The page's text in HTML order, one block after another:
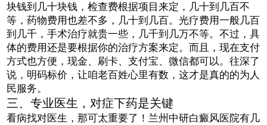
块钱到几十块钱，检查费根据项目来定，几十到几百不
等，药物费用也差不多，几十到几百。光疗费用一般几百
到几千，手术治疗就贵一些，几千到几万不等。不过，具
体的费用还是要根据你的治疗方案来定。而且，现在支付
方式也方便，现金、刷卡、支付宝、微信都可以。往深了
说，明码标价，让咱老百姓心里有数，这才是真的的为人
民服务。
三、专业医生，对症下药是关键
看病找对医生，那可太重要了！兰州中研白癜风医院有几